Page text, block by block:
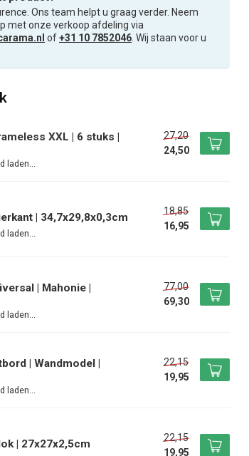
Ons team helpt u graag verder. Neem
met onze verkoop afdeling via
of+31 10 7852046 . Wij staan voor u
XXL | 6 stuks |
27,20
24,50
| 34,7x29,8x0,3cm
18,85
16,95
| Mahonie |
77,00
69,30
| Wandmodel |
22,15
19,95
| 27x27x2,5cm
22,15
19,95